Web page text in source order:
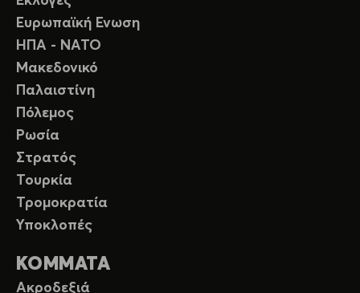
Ευρωπαϊκή Ενωση
ΗΠΑ - ΝΑΤΟ
Μακεδονικό
Παλαιστίνη
Πόλεμος
Ρωσία
Στρατός
Τουρκία
Τρομοκρατία
Υποκλοπές
ΚΟΜΜΑΤΑ
Ακροδεξιά